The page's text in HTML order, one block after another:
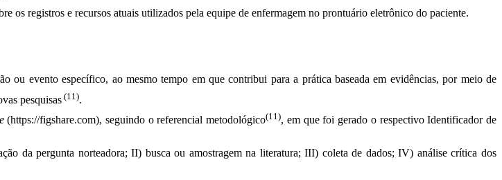
os registros e recursos atuais utilizados pela equipe de enfermagem no prontuário eletrônico do paciente.
ou evento específico, ao mesmo tempo em que contribui para a prática baseada em evidências, por meio de
pesquisas (11).
(https://figshare.com), seguindo o referencial metodológico(11), em que foi gerado o respectivo Identificador de
da pergunta norteadora; II) busca ou amostragem na literatura; III) coleta de dados; IV) análise crítica dos